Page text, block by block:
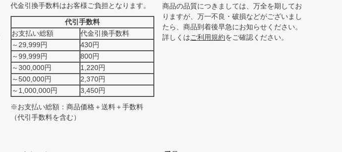
代金引換手数料はお客様ご負担となります。
代引手数料
お支払い総額
代金引換手数料
～29,999円
430円
～99,999円
800円
～300,000円
1,220円
～500,000円
2,370円
～1,000,000円
3,450円
※お支払い総額：商品価格＋送料＋手数料
（代引手数料を含む）
商品の品質につきましては、万全を期してお
りますが、万一不良・破損などがございまし
たら、商品到着後早急にお知らせください。
詳しくはご利用規約をご確認ください。